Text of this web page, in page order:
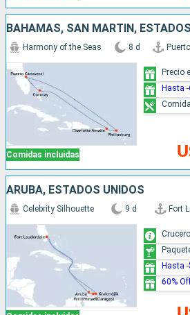
Comidas incluidas
Harmony of the Seas 8 d
Precio
Hasta
ARUBA, ESTADOS UNIDOS
Celebrity Silhouette 9 d Fort
Hasta
60%